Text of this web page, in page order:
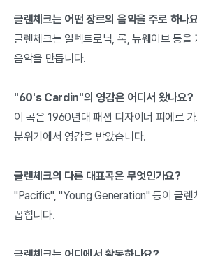
글렌체크는 어떤 장르의 음악을 주로 하나
글렌체크는 일렉트로닉, 록, 뉴웨이브 등을
음악을 만듭니다.
"60's Cardin"의 영감은 어디서 왔나요?
이 곡은 1960년대 패션 디자이너 피에르
분위기에서 영감을 받았습니다.
글렌체크의 다른 대표곡은 무엇인가요?
"Pacific", "Young Generation" 등이 글렌
꼽힙니다.